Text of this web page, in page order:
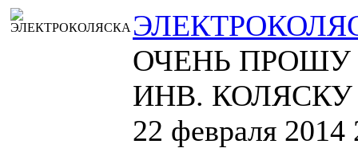
ОЧЕНЬ
ИНВ.
22 февраля 2014